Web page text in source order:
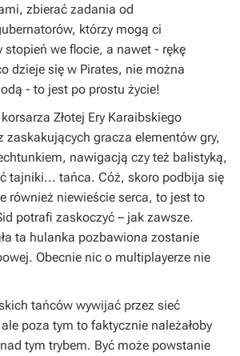
zbierać zadania od
którzy mogą ci
stopień we flocie, a nawet - rękę
dzieje się w Pirates, nie można
- to jest po prostu życie!
Złotej Ery Karaibskiego
zaskakujących gracza elementów gry,
nawigacją czy też balistyką,
tajniki... tańca. Cóż, skoro podbija się
również niewieście serca, to jest to
potrafi zaskoczyć – jak zawsze.
ta hulanka pozbawiona zostanie
Obecnie nic o multiplayerze nie
tańców wywijać przez sieć
poza tym to faktycznie należałoby
tym trybem. Być może powstanie